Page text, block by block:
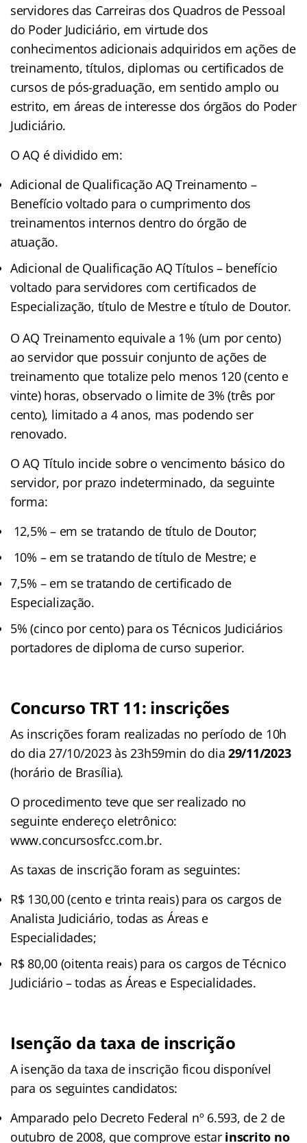
servidores das Carreiras dos Quadros de Pessoal
do Poder Judiciário, em virtude dos
conhecimentos adicionais adquiridos em ações de
treinamento, títulos, diplomas ou certificados de
cursos de pós-graduação, em sentido amplo ou
estrito, em áreas de interesse dos órgãos do Poder
Judiciário.
O AQ é dividido em:
Adicional de Qualificação AQ Treinamento –
Benefício voltado para o cumprimento dos
treinamentos internos dentro do órgão de
atuação.
Adicional de Qualificação AQ Títulos – benefício
voltado para servidores com certificados de
Especialização, título de Mestre e título de Doutor.
O AQ Treinamento equivale a 1% (um por cento)
ao servidor que possuir conjunto de ações de
treinamento que totalize pelo menos 120 (cento e
vinte) horas, observado o limite de 3% (três por
cento), limitado a 4 anos, mas podendo ser
renovado.
O AQ Título incide sobre o vencimento básico do
servidor, por prazo indeterminado, da seguinte
forma:
12,5% – em se tratando de título de Doutor;
10% – em se tratando de título de Mestre; e
7,5% – em se tratando de certificado de
Especialização.
5% (cinco por cento) para os Técnicos Judiciários
portadores de diploma de curso superior.
Concurso TRT 11: inscrições
As inscrições foram realizadas no período de 10h
do dia 27/10/2023 às 23h59min do dia29/11/2023
(horário de Brasília).
O procedimento teve que ser realizado no
seguinte endereço eletrônico:
www.concursosfcc.com.br.
As taxas de inscrição foram as seguintes:
R$ 130,00 (cento e trinta reais) para os cargos de
Analista Judiciário, todas as Áreas e
Especialidades;
R$ 80,00 (oitenta reais) para os cargos de Técnico
Judiciário – todas as Áreas e Especialidades.
Isenção da taxa de inscrição
A isenção da taxa de inscrição ficou disponível
para os seguintes candidatos:
Amparado pelo Decreto Federal nº 6.593, de 2 de
outubro de 2008, que comprove estar inscrito no